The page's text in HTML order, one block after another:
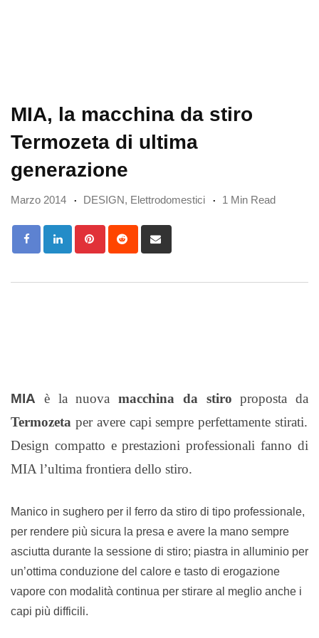
MIA, la macchina da stiro
Termozeta di ultima
generazione
Marzo 2014 DESIGN, Elettrodomestici 1 Min Read
PinterestReddit
via
MIA è la nuova macchina da stiro proposta da
Termozeta per avere capi sempre perfettamente stirati.
Design compatto e prestazioni professionali fanno di
MIA l’ultima frontiera dello stiro.
Manico in sughero per il ferro da stiro di tipo professionale,
per rendere più sicura la presa e avere la mano sempre
asciutta durante la sessione di stiro; piastra in alluminio per
un’ottima conduzione del calore e tasto di erogazione
vapore con modalità continua per stirare al meglio anche i
capi più difficili.